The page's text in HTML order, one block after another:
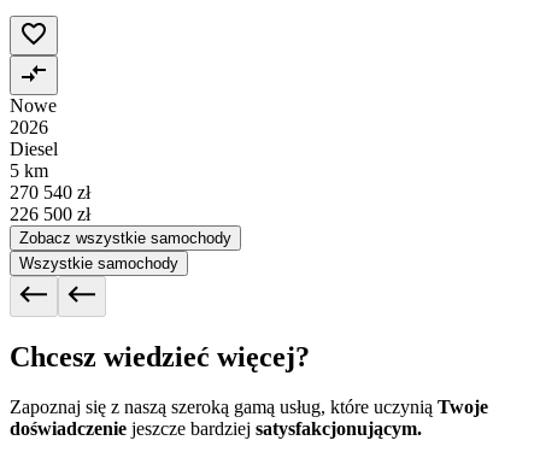
Nowe
2026
Diesel
5 km
270 540 zł
226 500 zł
Zobacz wszystkie samochody
Wszystkie samochody
Chcesz wiedzieć więcej?
Zapoznaj się z naszą szeroką gamą usług, które uczynią Twoje
doświadczenie jeszcze bardziej satysfakcjonującym.